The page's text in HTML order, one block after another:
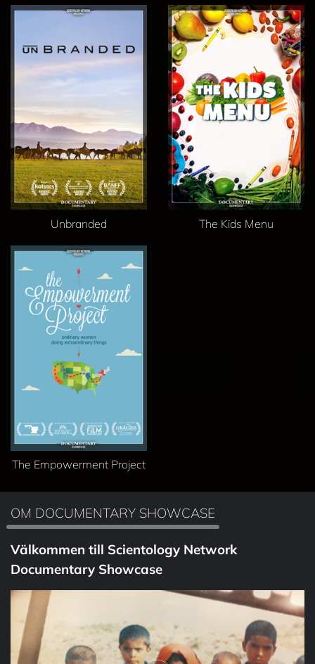
Unbranded The Kids Menu
The Empowerment Project
OM DOCUMENTARY SHOWCASE
Välkommen till Scientology Network
Documentary Showcase